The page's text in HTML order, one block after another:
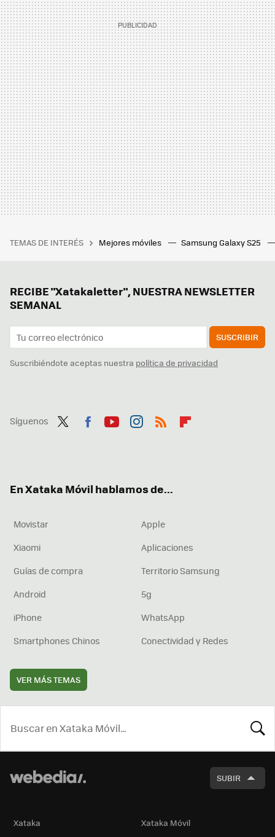
TEMAS DE INTERÉS Mejores móviles Samsung Galaxy S25
RECIBE "Xatakaletter", NUESTRA NEWSLETTER
SEMANAL
SUSCRIBIR
Suscribiéndote aceptas nuestra política de privacidad
Síguenos
En Xataka Móvil hablamos de...
Movistar
Apple
Xiaomi
Aplicaciones
Guías de compra
Territorio Samsung
Android
5g
iPhone
WhatsApp
Smartphones Chinos
Conectividad y Redes
VER MÁS TEMAS
SUBIR
Xataka Xataka Móvil